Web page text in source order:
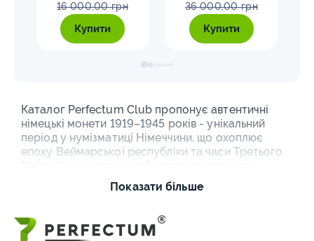
16 000,00 грн
Купити
36 000,00 грн
Купити
Каталог Perfectum Club пропонує автентичні
німецькі монети 1919–1945 років - унікальний
період у нумізматиці Німеччини, що охоплює
епоху Веймарської республіки та часи Третього
економічні та політичні трансформації
міжвоєнної Європи.
Купити монети Третього
Показати більше